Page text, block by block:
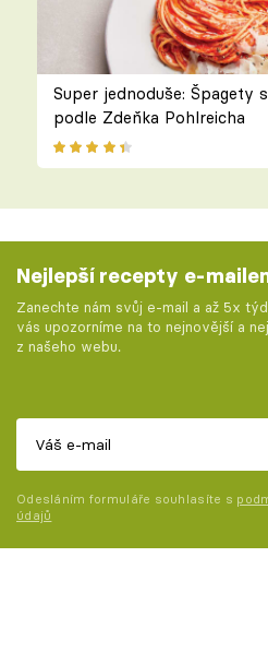
Super jednoduše: Špagety
podle Zdeňka Pohlreicha
Nejlepší recepty e-
Zanechte nám svůj e-mail a až 5x
vás upozorníme na to nejnovější a
z našeho webu.
Odesláním formuláře souhlasíte s
údajů